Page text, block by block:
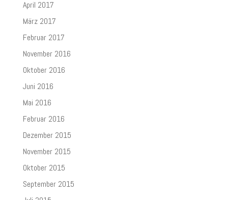
April 2017
März 2017
Februar 2017
November 2016
Oktober 2016
Juni 2016
Mai 2016
Februar 2016
Dezember 2015
November 2015
Oktober 2015
September 2015